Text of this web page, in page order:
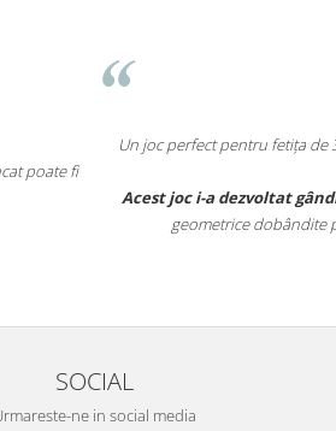
poate fi
Un joc perfect pentru fetița de
Acest joc i-a dezvoltat
geometrice dobândite
SOCIAL
ne in social media